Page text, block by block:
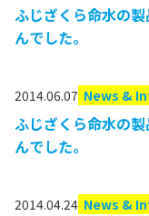
ふじざくら命水の
んでした。
2014.06.07 News &
ふじざくら命水の
んでした。
2014.04.24 News &